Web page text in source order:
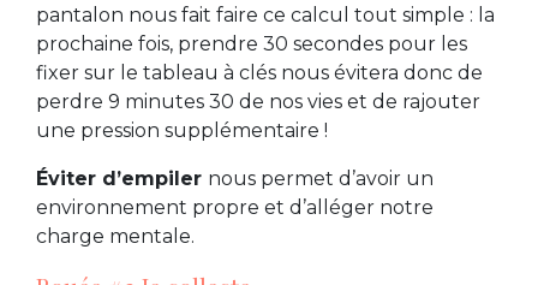
pantalon nous fait faire ce calcul tout simple : la
prochaine fois, prendre 30 secondes pour les
fixer sur le tableau à clés nous évitera donc de
perdre 9 minutes 30 de nos vies et de rajouter
une pression supplémentaire !
Éviter d’empiler nous permet d’avoir un
environnement propre et d’alléger notre
charge mentale.